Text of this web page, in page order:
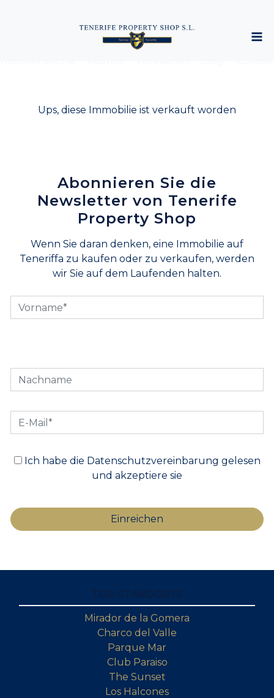
Ups, diese Immobilie ist verkauft worden
Abonnieren Sie die
Newsletter von Tenerife
Property Shop
Wenn Sie daran denken, eine Immobilie auf
Teneriffa zu kaufen oder zu verkaufen, werden
wir Sie auf dem Laufenden halten.
Ich habe die Datenschutzvereinbarung gelesen
und akzeptiere sie
Mirador de la Gomera
Charco del Valle
Parque Mar
Club Paraiso
The Sunset
Los Halcones